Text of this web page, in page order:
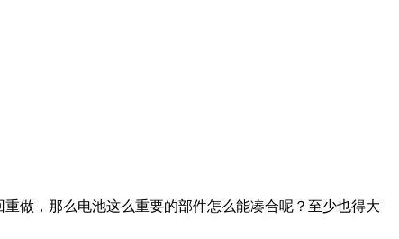
做，那么电池这么重要的部件怎么能凑合呢？至少也得大